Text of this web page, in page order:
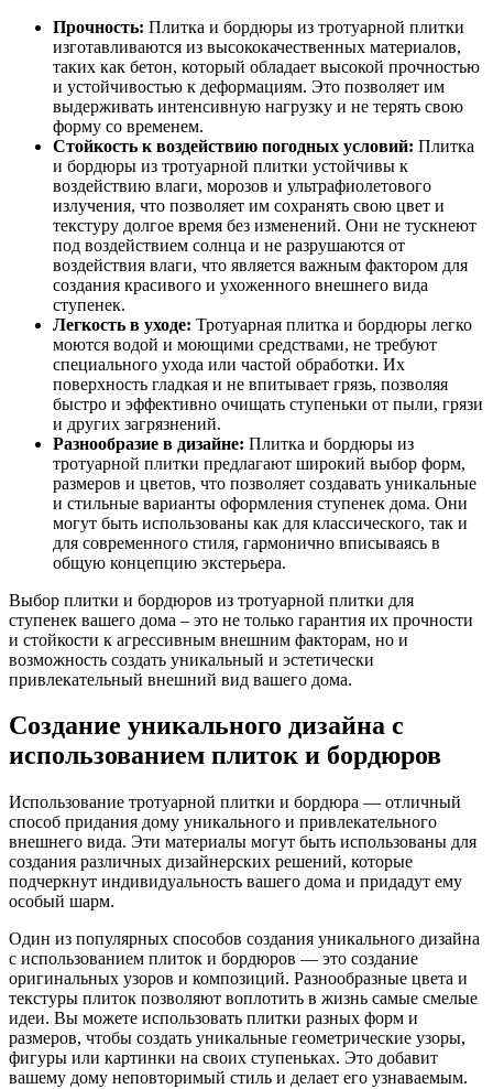
Прочность: Плитка и бордюры из тротуарной плитки
изготавливаются из высококачественных материалов,
таких как бетон, который обладает высокой прочностью
и устойчивостью к деформациям. Это позволяет им
выдерживать интенсивную нагрузку и не терять свою
форму со временем.
Стойкость к воздействию погодных условий: Плитка
и бордюры из тротуарной плитки устойчивы к
воздействию влаги, морозов и ультрафиолетового
излучения, что позволяет им сохранять свою цвет и
текстуру долгое время без изменений. Они не тускнеют
под воздействием солнца и не разрушаются от
воздействия влаги, что является важным фактором для
создания красивого и ухоженного внешнего вида
ступенек.
Легкость в уходе: Тротуарная плитка и бордюры легко
моются водой и моющими средствами, не требуют
специального ухода или частой обработки. Их
поверхность гладкая и не впитывает грязь, позволяя
быстро и эффективно очищать ступеньки от пыли, грязи
и других загрязнений.
Разнообразие в дизайне: Плитка и бордюры из
тротуарной плитки предлагают широкий выбор форм,
размеров и цветов, что позволяет создавать уникальные
и стильные варианты оформления ступенек дома. Они
могут быть использованы как для классического, так и
для современного стиля, гармонично вписываясь в
общую концепцию экстерьера.
Выбор плитки и бордюров из тротуарной плитки для
ступенек вашего дома – это не только гарантия их прочности
и стойкости к агрессивным внешним факторам, но и
возможность создать уникальный и эстетически
привлекательный внешний вид вашего дома.
Создание уникального дизайна с
использованием плиток и бордюров
Использование тротуарной плитки и бордюра — отличный
способ придания дому уникального и привлекательного
внешнего вида. Эти материалы могут быть использованы для
создания различных дизайнерских решений, которые
подчеркнут индивидуальность вашего дома и придадут ему
особый шарм.
Один из популярных способов создания уникального дизайна
с использованием плиток и бордюров — это создание
оригинальных узоров и композиций. Разнообразные цвета и
текстуры плиток позволяют воплотить в жизнь самые смелые
идеи. Вы можете использовать плитки разных форм и
размеров, чтобы создать уникальные геометрические узоры,
фигуры или картинки на своих ступеньках. Это добавит
вашему дому неповторимый стиль и делает его узнаваемым.